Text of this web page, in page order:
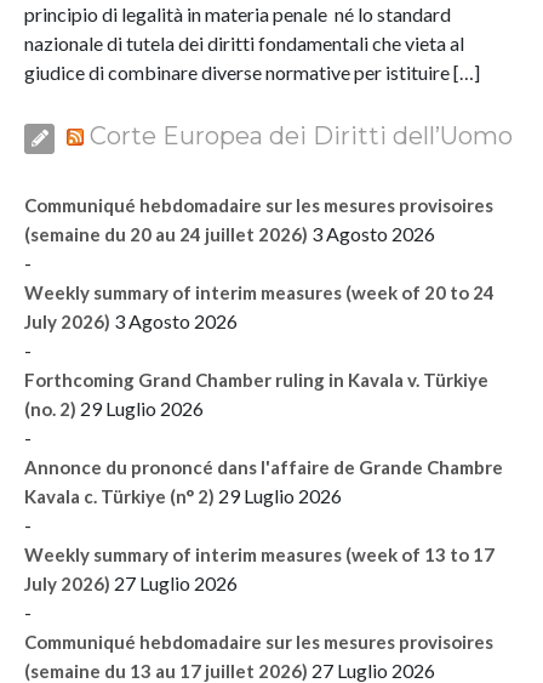
principio di legalità in materia penale né lo standard
nazionale di tutela dei diritti fondamentali che vieta al
giudice di combinare diverse normative per istituire […]
Corte Europea dei Diritti dell’Uomo
Communiqué hebdomadaire sur les mesures provisoires
(semaine du 20 au 24 juillet 2026) 3 Agosto 2026
-
Weekly summary of interim measures (week of 20 to 24
July 2026) 3 Agosto 2026
-
Forthcoming Grand Chamber ruling in Kavala v. Türkiye
(no. 2) 29 Luglio 2026
-
Annonce du prononcé dans l'affaire de Grande Chambre
Kavala c. Türkiye (n° 2) 29 Luglio 2026
-
Weekly summary of interim measures (week of 13 to 17
July 2026) 27 Luglio 2026
-
Communiqué hebdomadaire sur les mesures provisoires
(semaine du 13 au 17 juillet 2026) 27 Luglio 2026